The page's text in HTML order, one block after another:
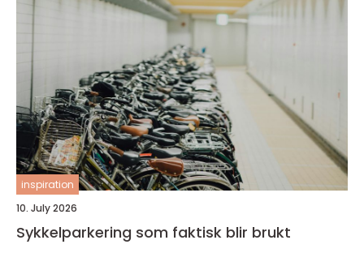
inspiration
10. July 2026
Sykkelparkering som faktisk blir brukt